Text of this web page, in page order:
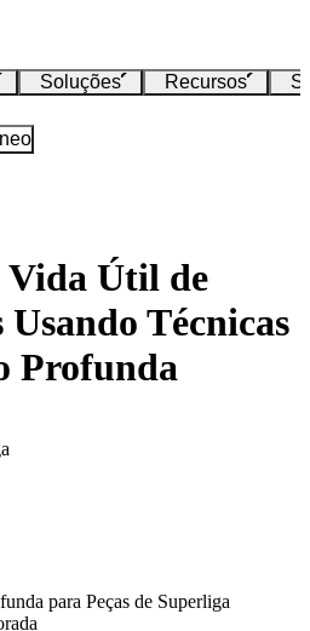
Soluções Recursos
Vida Útil de
Técnicas
Profunda
para Peças de Superliga